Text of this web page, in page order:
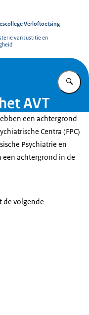
Verloftoetsing
van Justitie en
AVT
een achtergrond
Centra (FPC)
Psychiatrie en
een achtergrond in de
de volgende